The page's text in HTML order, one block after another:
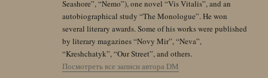
Seashore”, “Nemo”), one novel “Vis Vitalis”, and an
autobiographical study “The Monologue”. He won
several literary awards. Some of his works were published
by literary magazines “Novy Mir”, “Neva”,
“Kreshchatyk”, “Our Street”, and others.
Посмотреть все записи автора DM